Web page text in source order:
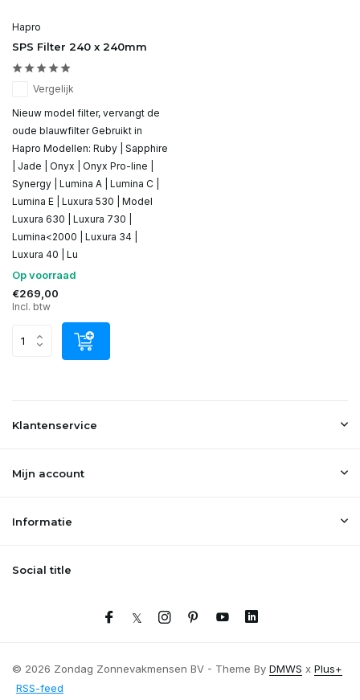
Hapro
SPS Filter 240 x 240mm
Vergelijk
Nieuw model filter, vervangt de
oude blauwfilter Gebruikt in
Hapro Modellen: Ruby | Sapphire
| Jade | Onyx | Onyx Pro-line |
Synergy | Lumina A | Lumina C |
Lumina E | Luxura 530 | Model
Luxura 630 | Luxura 730 |
Lumina<2000 | Luxura 34 |
Luxura 40 | Lu
Op voorraad
€269,00
Incl. btw
Klantenservice
Mijn account
Informatie
Social title
© 2026 Zondag Zonnevakmensen BV - Theme By DMWS x Plus+
RSS-feed